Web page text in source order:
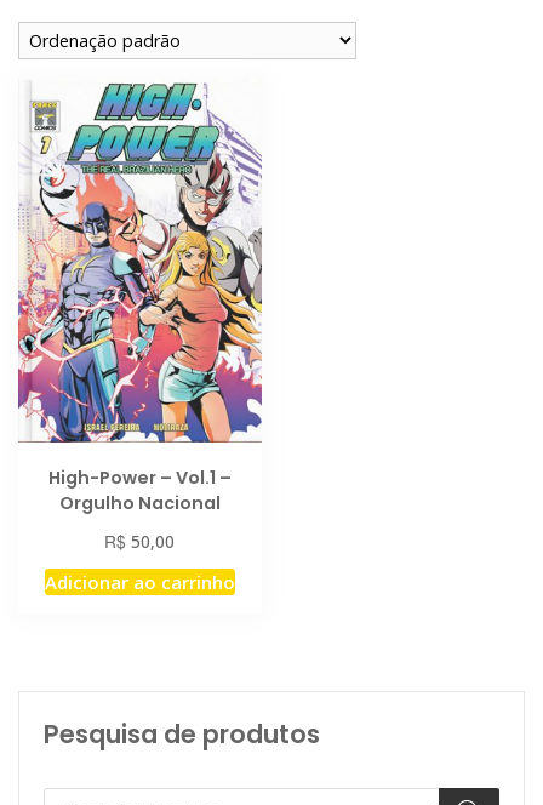
High-Power – Vol.1 –
Orgulho Nacional
R$ 50,00
Adicionar ao carrinho
Pesquisa de produtos
Pesquisar